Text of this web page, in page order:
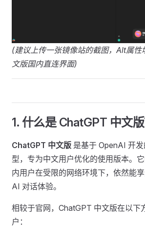
(建议上传一张镜像站的截图，Alt属性
文版国内直连界面)
1. 什么是 ChatGPT 中文版
ChatGPT 中文版 是基于 OpenAI 开
型，专为中文用户优化的使用版本。
内用户在受限的网络环境下，依然能
AI 对话体验。
相较于官网，ChatGPT 中文版在以下
户：